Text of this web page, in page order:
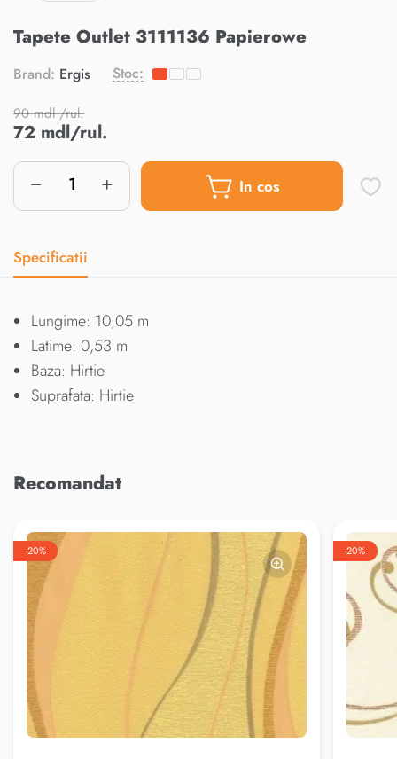
Tapete Outlet 3111136 Papierowe
Brand: Ergis Stoc:
90 mdl /rul.
72 mdl/rul.
In cos
Specificatii
Lungime: 10,05 m
Latime: 0,53 m
Baza: Hirtie
Suprafata: Hirtie
Recomandat
-20% -20%